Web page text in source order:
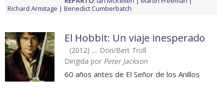
Richard Armitage
Benedict Cumberbatch
El Hobbit: Un viaje inesperado
(2012) .... Dori/Bert Troll
Dirigida por Peter Jackson
60 años antes de El Señor de los Anillos